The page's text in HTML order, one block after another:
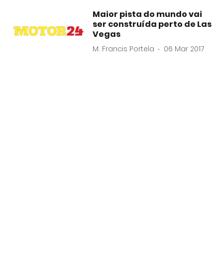
Maior pista do mundo vai
ser construída perto de Las
Vegas
M. Francis Portela 06 Mar 2017